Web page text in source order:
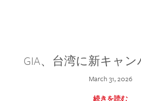
GIA、台湾に新キャ
March 31, 2026
続きを読む